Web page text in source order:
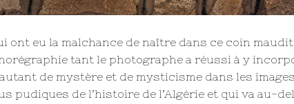
ont eu la malchance de naître dans ce coin
tant le photographe a réussi à y
de mystère et de mysticisme dans les
pudiques de l’histoire de l’Algérie et qui va au-